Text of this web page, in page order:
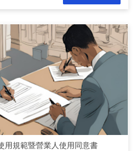
用規範暨營業人使用同意書